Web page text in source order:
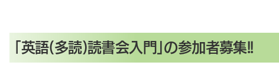
「英語(多読)読書会入門」の参加者募集!!